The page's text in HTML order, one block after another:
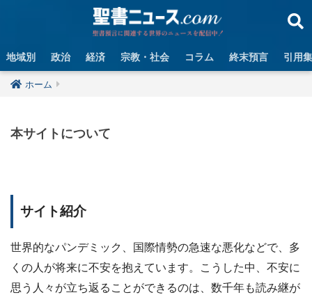
地域別 政治 経済 宗教・社会 コラム 終末預言 引用集
ホーム
本サイトについて
サイト紹介
世界的なパンデミック、国際情勢の急速な悪化などで、多
くの人が将来に不安を抱えています。こうした中、不安に
思う人々が立ち返ることができるのは、数千年も読み継が